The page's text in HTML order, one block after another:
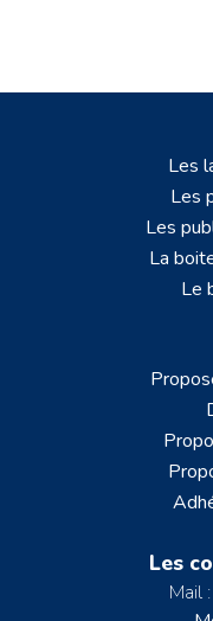
Les
Les
Les
La
Le
Les
Mail